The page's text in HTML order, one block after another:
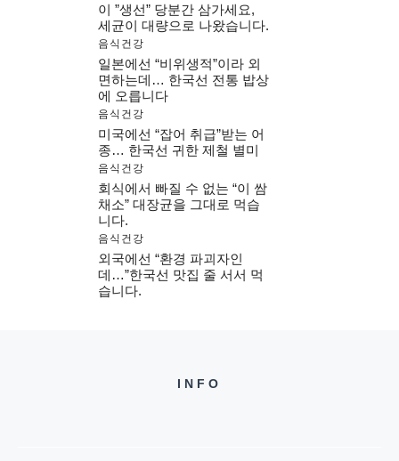
이 ”생선” 당분간 삼가세요,
세균이 대량으로 나왔습니다.
음식건강
일본에선 “비위생적”이라 외
면하는데… 한국선 전통 밥상
에 오릅니다
음식건강
미국에선 “잡어 취급”받는 어
종… 한국선 귀한 제철 별미
음식건강
회식에서 빠질 수 없는 “이 쌈
채소” 대장균을 그대로 먹습
니다.
음식건강
외국에선 “환경 파괴자인
데…”한국선 맛집 줄 서서 먹
습니다.
INFO